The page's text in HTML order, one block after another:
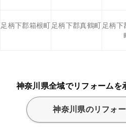
足柄下郡箱根町足柄下郡真鶴町足柄下
神奈川県全域でリフォームを
神奈川県のリフォ